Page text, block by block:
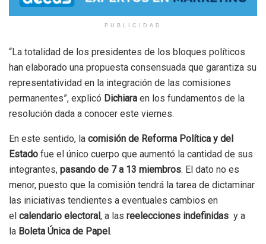
PUBLICIDAD
“La totalidad de los presidentes de los bloques políticos
han elaborado una propuesta consensuada que garantiza su
representatividad en la integración de las comisiones
permanentes”, explicó Dichiara en los fundamentos de la
resolución dada a conocer este viernes.
En este sentido, la comisión de Reforma Política y del
Estado fue el único cuerpo que aumentó la cantidad de sus
integrantes, pasando de 7 a 13 miembros. El dato no es
menor, puesto que la comisión tendrá la tarea de dictaminar
las iniciativas tendientes a eventuales cambios en
el calendario electoral, a las reelecciones indefinidas y a
la Boleta Única de Papel.